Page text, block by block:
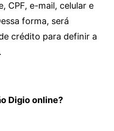
CPF, e-mail, celular e
forma, será
crédito para definir a
Digio online?